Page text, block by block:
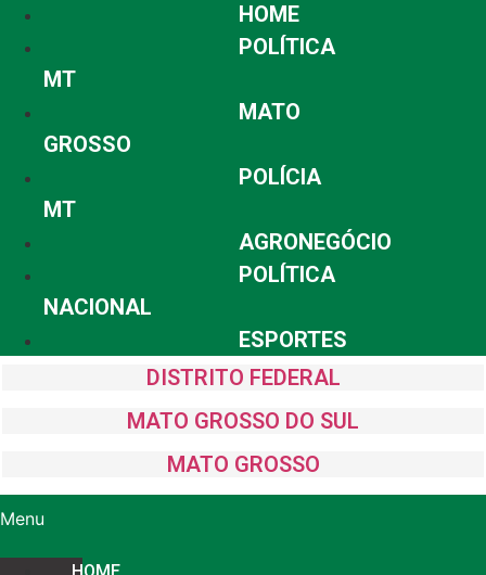
HOME
POLÍTICA
MT
MATO
GROSSO
POLÍCIA
MT
AGRONEGÓCIO
POLÍTICA
NACIONAL
ESPORTES
DISTRITO FEDERAL
MATO GROSSO DO SUL
MATO GROSSO
Menu